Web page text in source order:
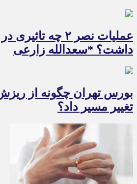
عملیات نصر ۲ چه
داشت؟ *سعدالله زارعی
بورس تهران چگونه از
تغییر مسیر داد؟